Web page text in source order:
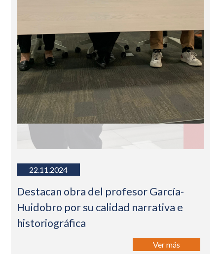
22.11.2024
Destacan obra del profesor García-
Huidobro por su calidad narrativa e
historiográfica
Ver más